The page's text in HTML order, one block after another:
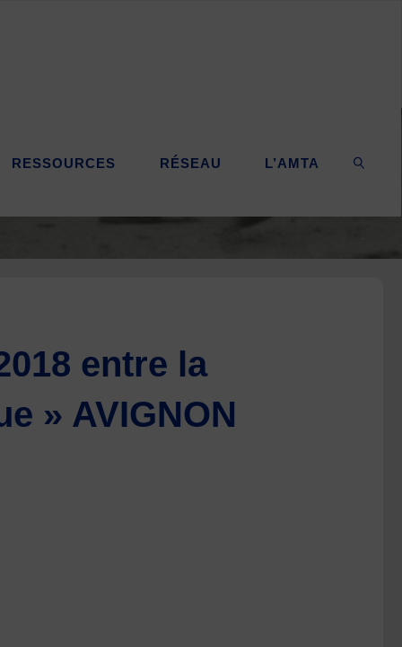
RESSOURCES RÉSEAU L’AMTA
entre la
» AVIGNON